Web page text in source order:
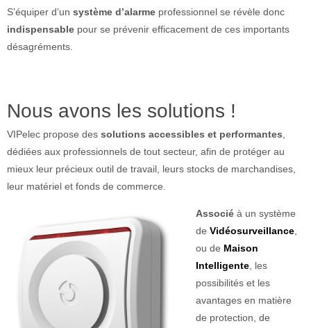
S’équiper d’un système d’alarme professionnel se révèle donc
indispensable pour se prévenir efficacement de ces importants
désagréments.
Nous avons les solutions !
VIPelec propose des solutions accessibles et performantes
dédiées aux professionnels de tout secteur, afin de protéger au
mieux leur précieux outil de travail, leurs stocks de marchandises,
leur matériel et fonds de commerce.
Associé à un système
de Vidéosurveillance
ou de Maison
Intelligente , les
possibilités et les
avantages en matière
de protection, de